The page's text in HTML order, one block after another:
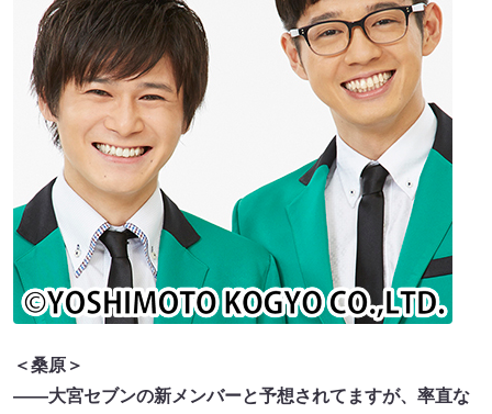
＜桑原＞
――大宮セブンの新メンバーと予想されてますが、率直な